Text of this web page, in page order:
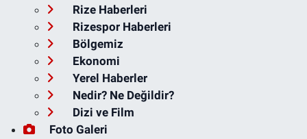
Rize Haberleri
Rizespor Haberleri
Bölgemiz
Ekonomi
Yerel Haberler
Nedir? Ne Değildir?
Dizi ve Film
Foto Galeri